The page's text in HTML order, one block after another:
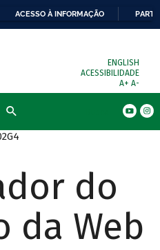
ACESSO À INFORMAÇÃO
ENGLISH
ACESSIBILIDADE
A+ A-
do
da Web